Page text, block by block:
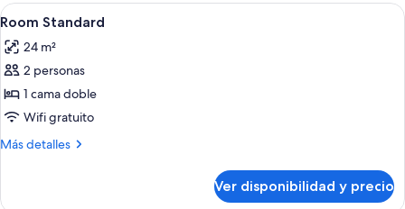
a
ciudad
Ver
todas
las
fotos
de
Room
Standard
Minibar, caja de seguridad en la
4
Room Standard
24 m²
2 personas
1 cama doble
Wifi gratuito
Más detalles
Más
Ver disponibilidad y precio